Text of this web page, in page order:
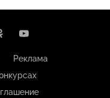
Реклама